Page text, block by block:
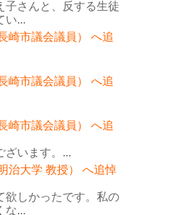
子さんと、反する生徒
い...
崎市議会議員） へ追
崎市議会議員） へ追
崎市議会議員） へ追
ざいます。...
治大学 教授） へ追悼
欲しかったです。私の
な...